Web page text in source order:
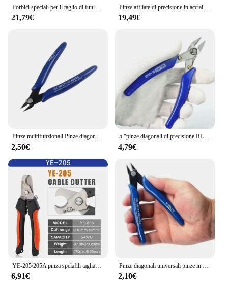
Forbici speciali per il taglio di funi metalliche in acciaio acciaio ad alto tenore di carbonio pinze da taglio per cavi da 8 pollici strumento di taglio adatto per diametro 0.3 ~ 5mm
21,79€
Pinze affilate di precisione in acciaio al carbonio puzzle modello assemblaggio tronchese da taglio pinza diagonale cesoie professionali cesoie casa
19,49€
Pinze multifunzionali Pinze diagonali Pinza per fili Pinze spelafili Pinza da taglio Tronchese per cavi Tronchesi laterali Pinze a filo Strumento Forbici per componenti elettronici
2,50€
5 "pinze diagonali di precisione RL-0001 pinze da taglio per tagliacavi ad alta durezza HDR 56-58 utensili manuali di riparazione elettronica
4,79€
6,91€ 2,10€